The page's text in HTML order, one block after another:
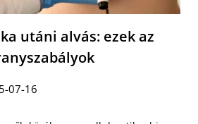
utáni alvás: ezek az
07-16